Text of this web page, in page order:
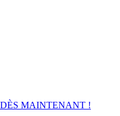
MAINTENANT !